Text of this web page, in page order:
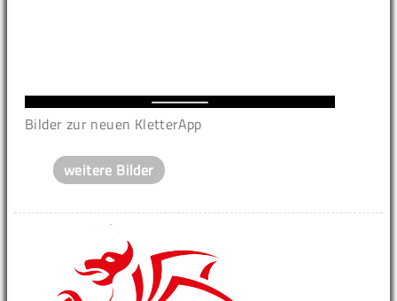
Bilder zur neuen KletterApp
weitere Bilder